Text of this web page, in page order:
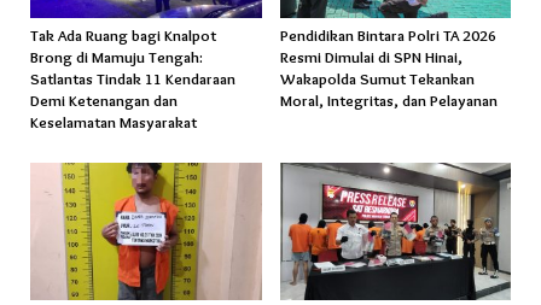
Tak Ada Ruang bagi Knalpot
Brong di Mamuju Tengah:
Satlantas Tindak 11 Kendaraan
Demi Ketenangan dan
Keselamatan Masyarakat
Pendidikan Bintara Polri TA 2026
Resmi Dimulai di SPN Hinai,
Wakapolda Sumut Tekankan
Moral, Integritas, dan Pelayanan